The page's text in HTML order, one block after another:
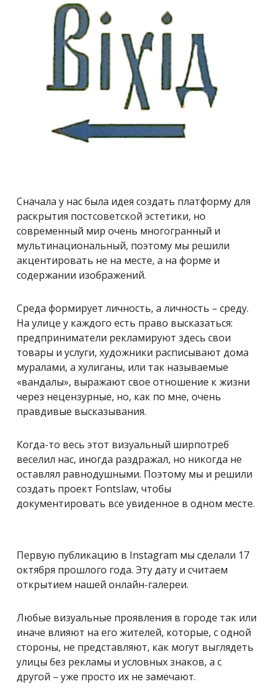
Сначала у нас была идея создать платформу для
раскрытия постсоветской эстетики, но
современный мир очень многогранный и
мультинациональный, поэтому мы решили
акцентировать не на месте, а на форме и
содержании изображений.
Среда формирует личность, а личность – среду.
На улице у каждого есть право высказаться:
предприниматели рекламируют здесь свои
товары и услуги, художники расписывают дома
муралами, а хулиганы, или так называемые
«вандалы», выражают свое отношение к жизни
через нецензурные, но, как по мне, очень
правдивые высказывания.
Когда-то весь этот визуальный ширпотреб
веселил нас, иногда раздражал, но никогда не
оставлял равнодушными. Поэтому мы и решили
создать проект Fontslaw, чтобы
документировать все увиденное в одном месте.
Первую публикацию в Instagram мы сделали 17
октября прошлого года. Эту дату и считаем
открытием нашей онлайн-галереи.
Любые визуальные проявления в городе так или
иначе влияют на его жителей, которые, с одной
стороны, не представляют, как могут выглядеть
улицы без рекламы и условных знаков, а с
другой – уже просто их не замечают.